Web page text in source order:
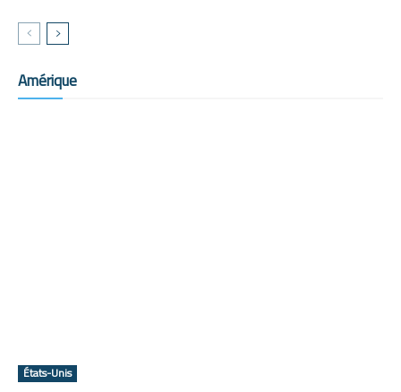
Amérique
États-Unis